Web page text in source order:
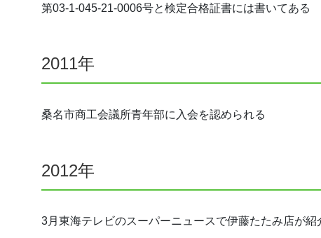
第03-1-045-21-0006号と検定合格証書には書いてある
2011年
桑名市商工会議所青年部に入会を認められる
2012年
3月東海テレビのスーパーニュースで伊藤たたみ店が紹